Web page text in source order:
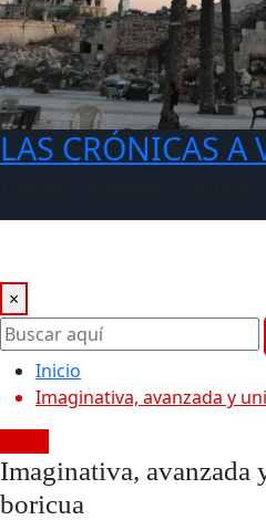
LAS CRÓNICAS A
×
Inicio
Imaginativa, avanzada y
Imaginativa, avanzada
boricua